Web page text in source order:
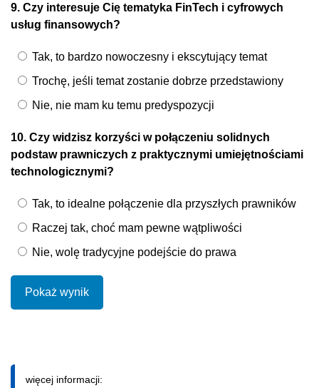
9. Czy interesuje Cię tematyka FinTech i cyfrowych
usług finansowych?
Tak, to bardzo nowoczesny i ekscytujący temat
Trochę, jeśli temat zostanie dobrze przedstawiony
Nie, nie mam ku temu predyspozycji
10. Czy widzisz korzyści w połączeniu solidnych
podstaw prawniczych z praktycznymi umiejętnościami
technologicznymi?
Tak, to idealne połączenie dla przyszłych prawników
Raczej tak, choć mam pewne wątpliwości
Nie, wolę tradycyjne podejście do prawa
Pokaż wynik
więcej informacji: